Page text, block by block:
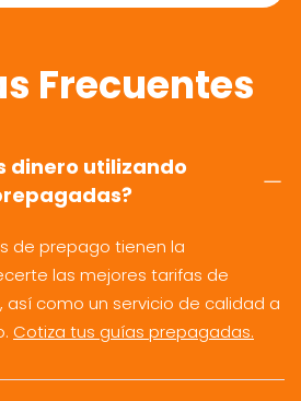
Frecuentes
dinero utilizando
de prepago tienen la
las mejores tarifas de
así como un servicio de calidad a
Cotiza tus guías prepagadas.